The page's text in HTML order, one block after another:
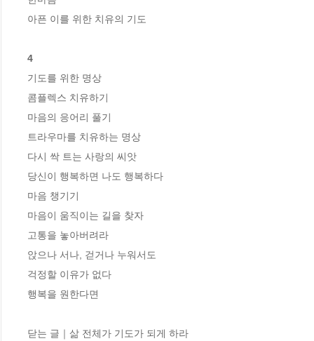
아픈 이를 위한 치유의 기도
4
기도를 위한 명상
콤플렉스 치유하기
마음의 응어리 풀기
트라우마를 치유하는 명상
다시 싹 트는 사랑의 씨앗
당신이 행복하면 나도 행복하다
마음 챙기기
마음이 움직이는 길을 찾자
고통을 놓아버려라
앉으나 서나, 걷거나 누워서도
걱정할 이유가 없다
행복을 원한다면
닫는 글｜삶 전체가 기도가 되게 하라